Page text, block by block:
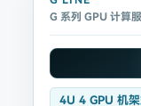
G 系列 GPU 计算
4U 4 GPU 机